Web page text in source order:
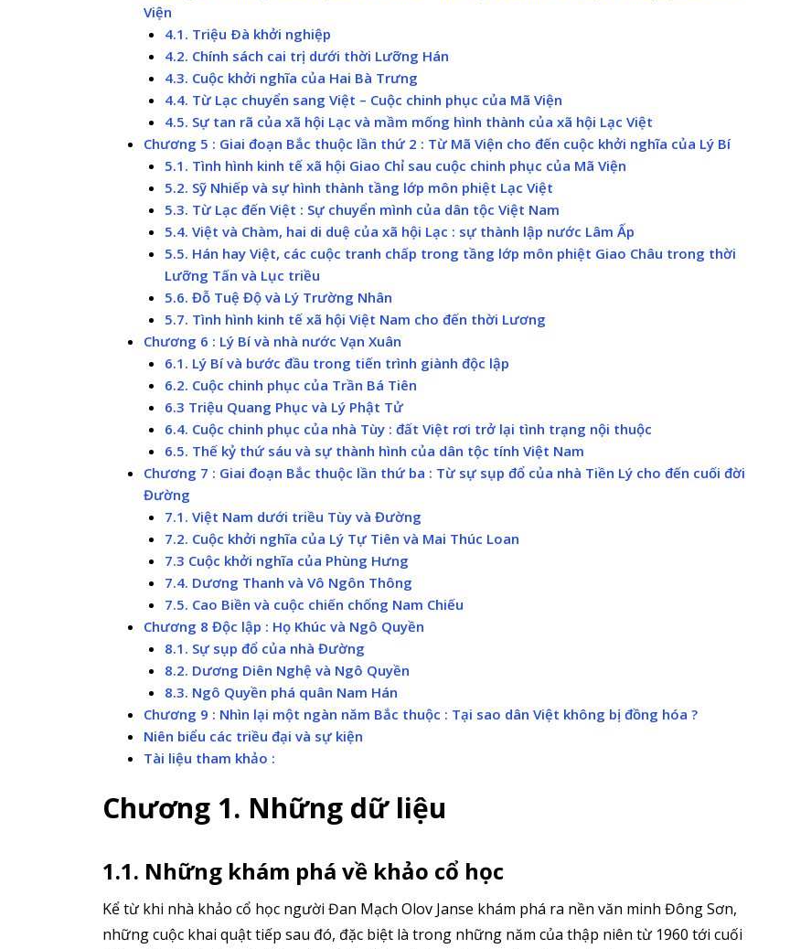
Viện
4.1. Triệu Ðà khởi nghiệp
4.2. Chính sách cai trị dưới thời Lưỡng Hán
4.3. Cuộc khởi nghĩa của Hai Bà Trưng
4.4. Từ Lạc chuyển sang Việt – Cuộc chinh phục của Mã Viện
4.5. Sự tan rã của xã hội Lạc và mầm mống hình thành của xã hội Lạc Việt
Chương 5 : Giai đoạn Bắc thuộc lần thứ 2 : Từ Mã Viện cho đến cuộc khởi nghĩa của Lý Bí
5.1. Tình hình kinh tế xã hội Giao Chỉ sau cuộc chinh phục của Mã Viện
5.2. Sỹ Nhiếp và sự hình thành tầng lớp môn phiệt Lạc Việt
5.3. Từ Lạc đến Việt : Sự chuyển mình của dân tộc Việt Nam
5.4. Việt và Chàm, hai di duệ của xã hội Lạc : sự thành lập nước Lâm Ấp
5.5. Hán hay Việt, các cuộc tranh chấp trong tầng lớp môn phiệt Giao Châu trong thời
Lưỡng Tấn và Lục triều
5.6. Đỗ Tuệ Độ và Lý Trường Nhân
5.7. Tình hình kinh tế xã hội Việt Nam cho đến thời Lương
Chương 6 : Lý Bí và nhà nước Vạn Xuân
6.1. Lý Bí và bước đầu trong tiến trình giành độc lập
6.2. Cuộc chinh phục của Trần Bá Tiên
6.3 Triệu Quang Phục và Lý Phật Tử
6.4. Cuộc chinh phục của nhà Tùy : đất Việt rơi trở lại tình trạng nội thuộc
6.5. Thế kỷ thứ sáu và sự thành hình của dân tộc tính Việt Nam
Chương 7 : Giai đoạn Bắc thuộc lần thứ ba : Từ sự sụp đổ của nhà Tiền Lý cho đến cuối đời
Đường
7.1. Việt Nam dưới triều Tùy và Đường
7.2. Cuộc khởi nghĩa của Lý Tự Tiên và Mai Thúc Loan
7.3 Cuộc khởi nghĩa của Phùng Hưng
7.4. Dương Thanh và Vô Ngôn Thông
7.5. Cao Biền và cuộc chiến chống Nam Chiếu
Chương 8 Độc lập : Họ Khúc và Ngô Quyền
8.1. Sự sụp đổ của nhà Đường
8.2. Dương Diên Nghệ và Ngô Quyền
8.3. Ngô Quyền phá quân Nam Hán
Chương 9 : Nhìn lại một ngàn năm Bắc thuộc : Tại sao dân Việt không bị đồng hóa ?
Niên biểu các triều đại và sự kiện
Tài liệu tham khảo :
Chương 1. Những dữ liệu
1.1. Những khám phá về khảo cổ học
Kể từ khi nhà khảo cổ học người Đan Mạch Olov Janse khám phá ra nền văn minh Đông Sơn,
những cuộc khai quật tiếp sau đó, đặc biệt là trong những năm của thập niên từ 1960 tới cuối